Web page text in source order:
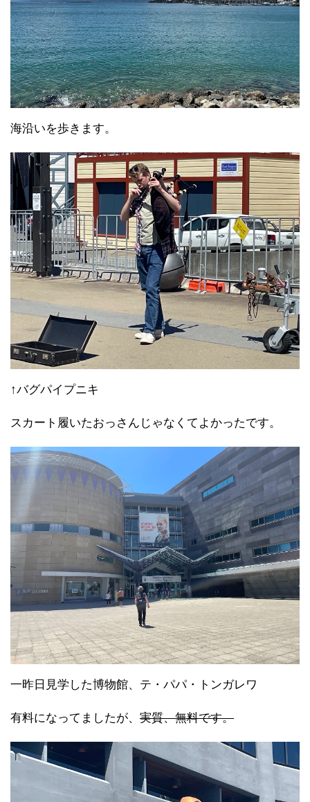
海沿いを歩きます。
↑バグパイプニキ
スカート履いたおっさんじゃなくてよかったです。
一昨日見学した博物館、テ・パパ・トンガレワ
有料になってましたが、 実質、無料です。